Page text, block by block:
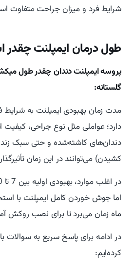
شرایط فرد و میزان جراحت متفاوت
طول درمان ایمپلنت
پروسه ایمپلنت دندان چقدر طول
گلستانه:
مدت زمان بهبودی ایمپلنت به شرایط
دارد؛ عواملی مثل نوع جراحی،
دندان‌های کاشته‌شده و حتی سبک
کشیدن) می‌توانند در این زمان
ماه زمان می‌برد تا برای نصب روکش
کرده‌ایم: